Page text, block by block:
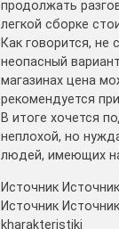
продолжать
легкой сборке
Как говорится, не
неопасный
магазинах цена
рекомендуется
В итоге хочется
неплохой, но
людей, имеющих
Источник
Источник
kharakteristiki